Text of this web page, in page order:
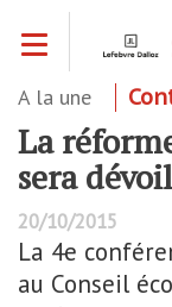
contenu
A la une
La
sera
20/10/2015
La 4e
au Conseil